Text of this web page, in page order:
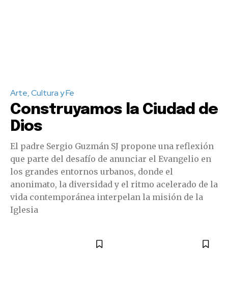
Arte, Cultura y Fe
Construyamos la Ciudad de
Dios
El padre Sergio Guzmán SJ propone una reflexión
que parte del desafío de anunciar el Evangelio en
los grandes entornos urbanos, donde el
anonimato, la diversidad y el ritmo acelerado de la
vida contemporánea interpelan la misión de la
Iglesia